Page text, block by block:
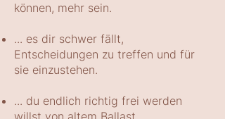
können, mehr sein.
... es dir schwer fällt,
Entscheidungen zu treffen und für
sie einzustehen.
... du endlich richtig frei werden
willst von altem Ballast.